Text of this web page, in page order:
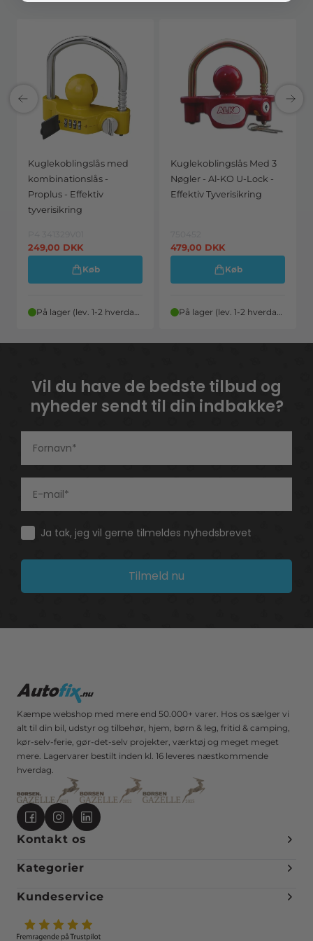
Kuglekoblingslås med
kombinationslås -
Proplus - Effektiv
tyverisikring
249,00 DKK
Køb
På lager (lev. 1-2 hverdage)
Kuglekoblingslås Med 3
Nøgler - Al-KO U-Lock -
Effektiv Tyverisikring
479,00 DKK
Køb
På lager (lev. 1-2 hverdage)
Vil du have de bedste tilbud og
nyheder sendt til din indbakke?
Consent
Ja tak, jeg vil gerne tilmeldes nyhedsbrevet
Tilmeld nu
Kæmpe webshop med mere end 50.000+ varer. Hos os sælger vi
alt til din bil, udstyr og tilbehør, hjem, børn & leg, fritid & camping,
kør-selv-ferie, gør-det-selv projekter, værktøj og meget meget
mere. Lagervarer bestilt inden kl. 16 leveres næstkommende
hverdag.
Kontakt os
Kategorier
Kundeservice